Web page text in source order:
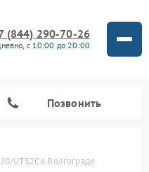
(844) 290-70-26
с 10:00 до 20:00
Позвонить
UTS2C в Волгограде